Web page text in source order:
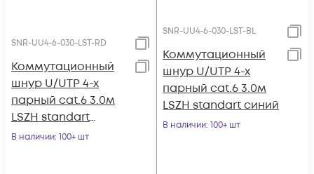
SNR-UU4-6-030-LST-RD
Коммутационный
шнур U/UTP 4-х
парный cat.6 3.0м
LSZH standart
красный
В наличии: 100+ шт
SNR-UU4-6-030-LST-BL
Коммутационный
шнур U/UTP 4-х
парный cat.6 3.0м
LSZH standart синий
В наличии: 100+ шт